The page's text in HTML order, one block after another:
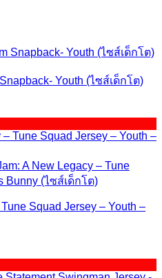
Youth (ไซส์เด็กโต)
Squad Jersey – Youth –